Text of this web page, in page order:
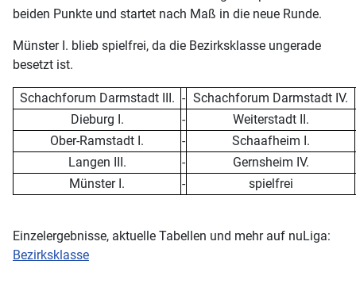
beiden Punkte und startet nach Maß in die neue Runde.
Münster I. blieb spielfrei, da die Bezirksklasse ungerade
besetzt ist.
Schachforum Darmstadt III. - Schachforum Darmstadt IV.
Dieburg I.
-
Weiterstadt II.
Ober-Ramstadt I.
-
Schaafheim I.
Langen III.
-
Gernsheim IV.
Münster I.
- spielfrei
Einzelergebnisse, aktuelle Tabellen und mehr auf nuLiga:
Bezirksklasse